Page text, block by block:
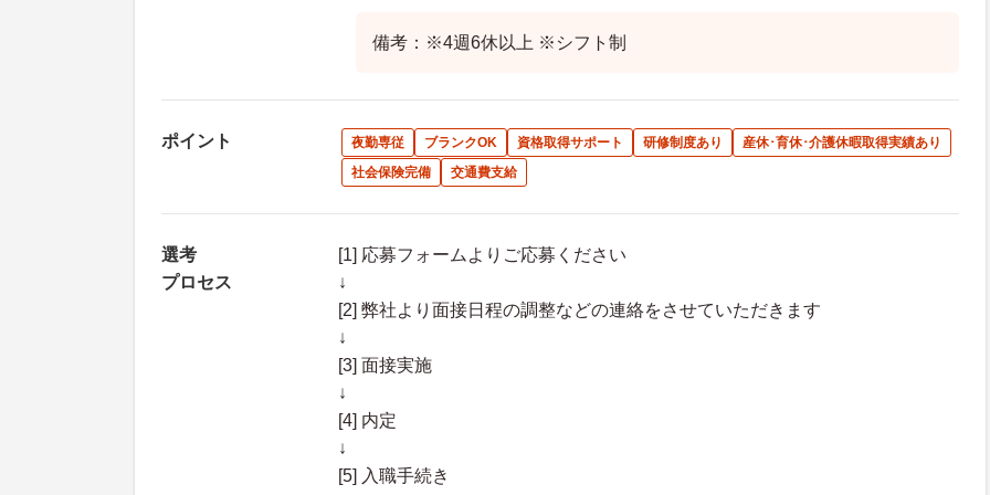
備考：※4週6休以上 ※シフト制
ポイント 夜勤専従 ブランクOK 資格取得サポート 研修制度あり
産休･育休･介護休暇取得実績あり
社会保険完備
交通費支給
選考
プロセス
[1] 応募フォームよりご応募ください
↓
[2] 弊社より面接日程の調整などの連絡をさせていただきます
↓
[3] 面接実施
↓
[4] 内定
↓
[5] 入職手続き